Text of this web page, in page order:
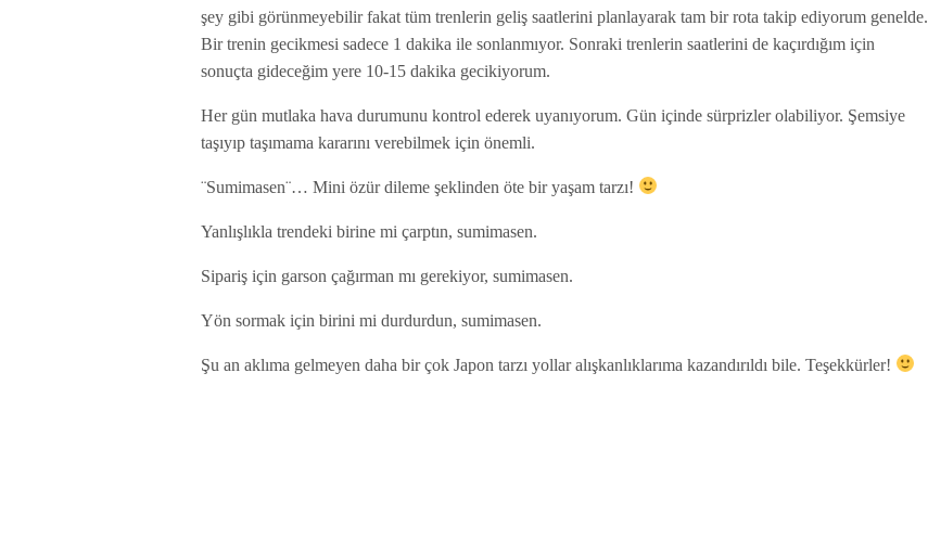
şey gibi görünmeyebilir fakat tüm trenlerin geliş saatlerini planlayarak tam bir rota takip ediyorum genelde.
Bir trenin gecikmesi sadece 1 dakika ile sonlanmıyor. Sonraki trenlerin saatlerini de kaçırdığım için
sonuçta gideceğim yere 10-15 dakika gecikiyorum.
Her gün mutlaka hava durumunu kontrol ederek uyanıyorum. Gün içinde sürprizler olabiliyor. Şemsiye
taşıyıp taşımama kararını verebilmek için önemli.
¨Sumimasen¨… Mini özür dileme şeklinden öte bir yaşam tarzı!
Yanlışlıkla trendeki birine mi çarptın, sumimasen.
Sipariş için garson çağırman mı gerekiyor, sumimasen.
Yön sormak için birini mi durdurdun, sumimasen.
Şu an aklıma gelmeyen daha bir çok Japon tarzı yollar alışkanlıklarıma kazandırıldı bile. Teşekkürler!